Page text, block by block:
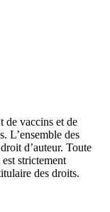
vaccins et de
L’ensemble des
d’auteur. Toute
strictement
des droits.